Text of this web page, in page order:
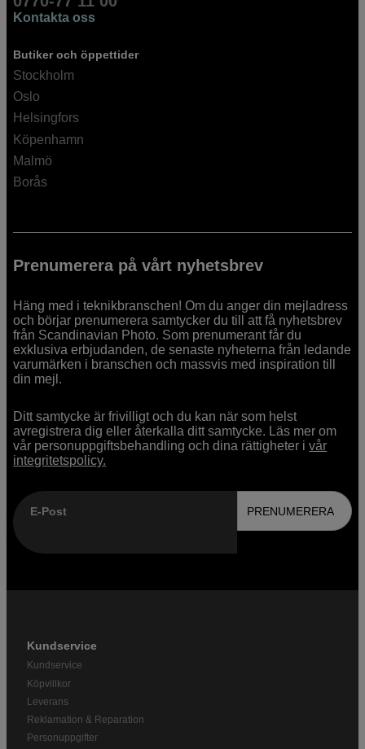
Kontakta oss
Butiker och öppettider
Stockholm
Oslo
Helsingfors
Köpenhamn
Malmö
Borås
Prenumerera på vårt nyhetsbrev
Häng med i teknikbranschen! Om du anger din mejladress
och börjar prenumerera samtycker du till att få nyhetsbrev
från Scandinavian Photo. Som prenumerant får du
exklusiva erbjudanden, de senaste nyheterna från ledande
varumärken i branschen och massvis med inspiration till
din mejl.
Ditt samtycke är frivilligt och du kan när som helst
avregistrera dig eller återkalla ditt samtycke. Läs mer om
vår personuppgiftsbehandling och dina rättigheter ivår
integritetspolicy.
E-Post PRENUMERERA
Kundservice
Kundservice
Köpvillkor
Leverans
Reklamation & Reparation
Personuppgifter